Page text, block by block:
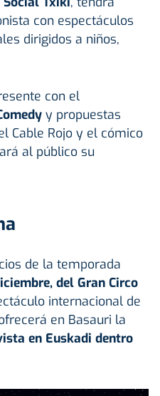
con espectáculos
dirigidos a niños,
con el
y propuestas
Cable Rojo y el cómico
al público su
de la temporada
del Gran Circo
internacional de
en Basauri la
en Euskadi dentro